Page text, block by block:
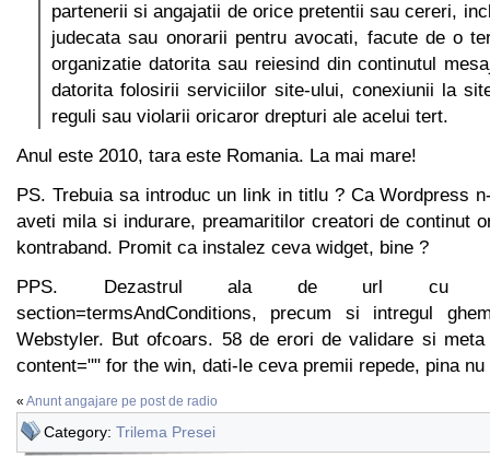
partenerii si angajatii de orice pretentii sau cereri,
judecata sau onorarii pentru avocati, facute de o
organizatie datorita sau reiesind din continutul
datorita folosirii serviciilor site-ului, conexiunii la
reguli sau violarii oricaror drepturi ale acelui tert.
Anul este 2010, tara este Romania. La mai mare!
PS. Trebuia sa introduc un link in titlu ? Ca Wordpress
aveti mila si indurare, preamaritilor creatori de continut
kontraband. Promit ca instalez ceva widget, bine ?
PPS. Dezastrul ala de url cu site//
section=termsAndConditions, precum si intregul
Webstyler. But ofcoars. 58 de erori de validare si meta
content="" for the win, dati-le ceva premii repede, pina
« Anunt angajare pe post de radio
Category: Trilema Presei